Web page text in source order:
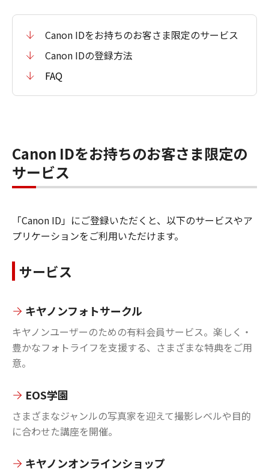
Canon IDをお持ちのお客さま限定のサービス
Canon IDの登録方法
FAQ
Canon IDをお持ちのお客さま限定の
サービス
「Canon ID」にご登録いただくと、以下のサービスやア
プリケーションをご利用いただけます。
サービス
キヤノンフォトサークル
キヤノンユーザーのための有料会員サービス。楽しく・
豊かなフォトライフを支援する、さまざまな特典をご用
意。
EOS学園
さまざまなジャンルの写真家を迎えて撮影レベルや目的
に合わせた講座を開催。
キヤノンオンラインショップ